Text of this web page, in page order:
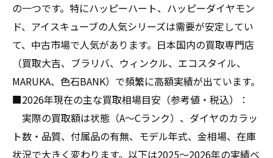
の一つです。特にハッピーハート、ハッピーダイヤモン
ド、アイスキューブの人気シリーズは需要が安定してい
て、中古市場で人気があります。日本国内の買取専門店
（買取大吉、ブラリバ、ウィンクル、エコスタイル、
MARUKA、色石BANK）で頻繁に高額実績が出ています。
■2026年現在の主な買取相場目安（参考値・税込）：
実際の買取額は状態（A〜Cランク）、ダイヤのカラッ
ト数・品質、付属品の有無、モデル年式、金相場、在庫
状況で大きく変わります。以下は2025〜2026年の実績ベ